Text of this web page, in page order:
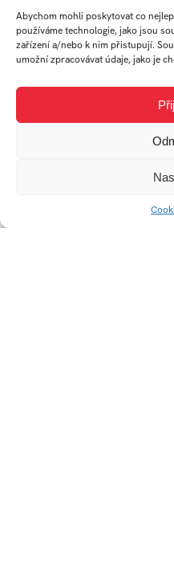
Abychom mohli poskytovat co
používáme technologie, jako jsou
zařízení a/nebo k nim přistupují.
umožní zpracovávat údaje, jako je
FB
IN